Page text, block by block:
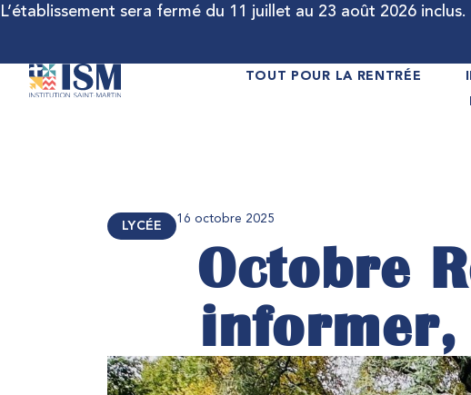
L’établissement sera fermé du 11 juillet au 23 août 2026
TOUT POUR LA RENTRÉE
LYCÉE
16 octobre 2025
Octobre